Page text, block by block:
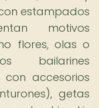
estampados
motivos
flores, olas o
bailarines
accesorios
getas